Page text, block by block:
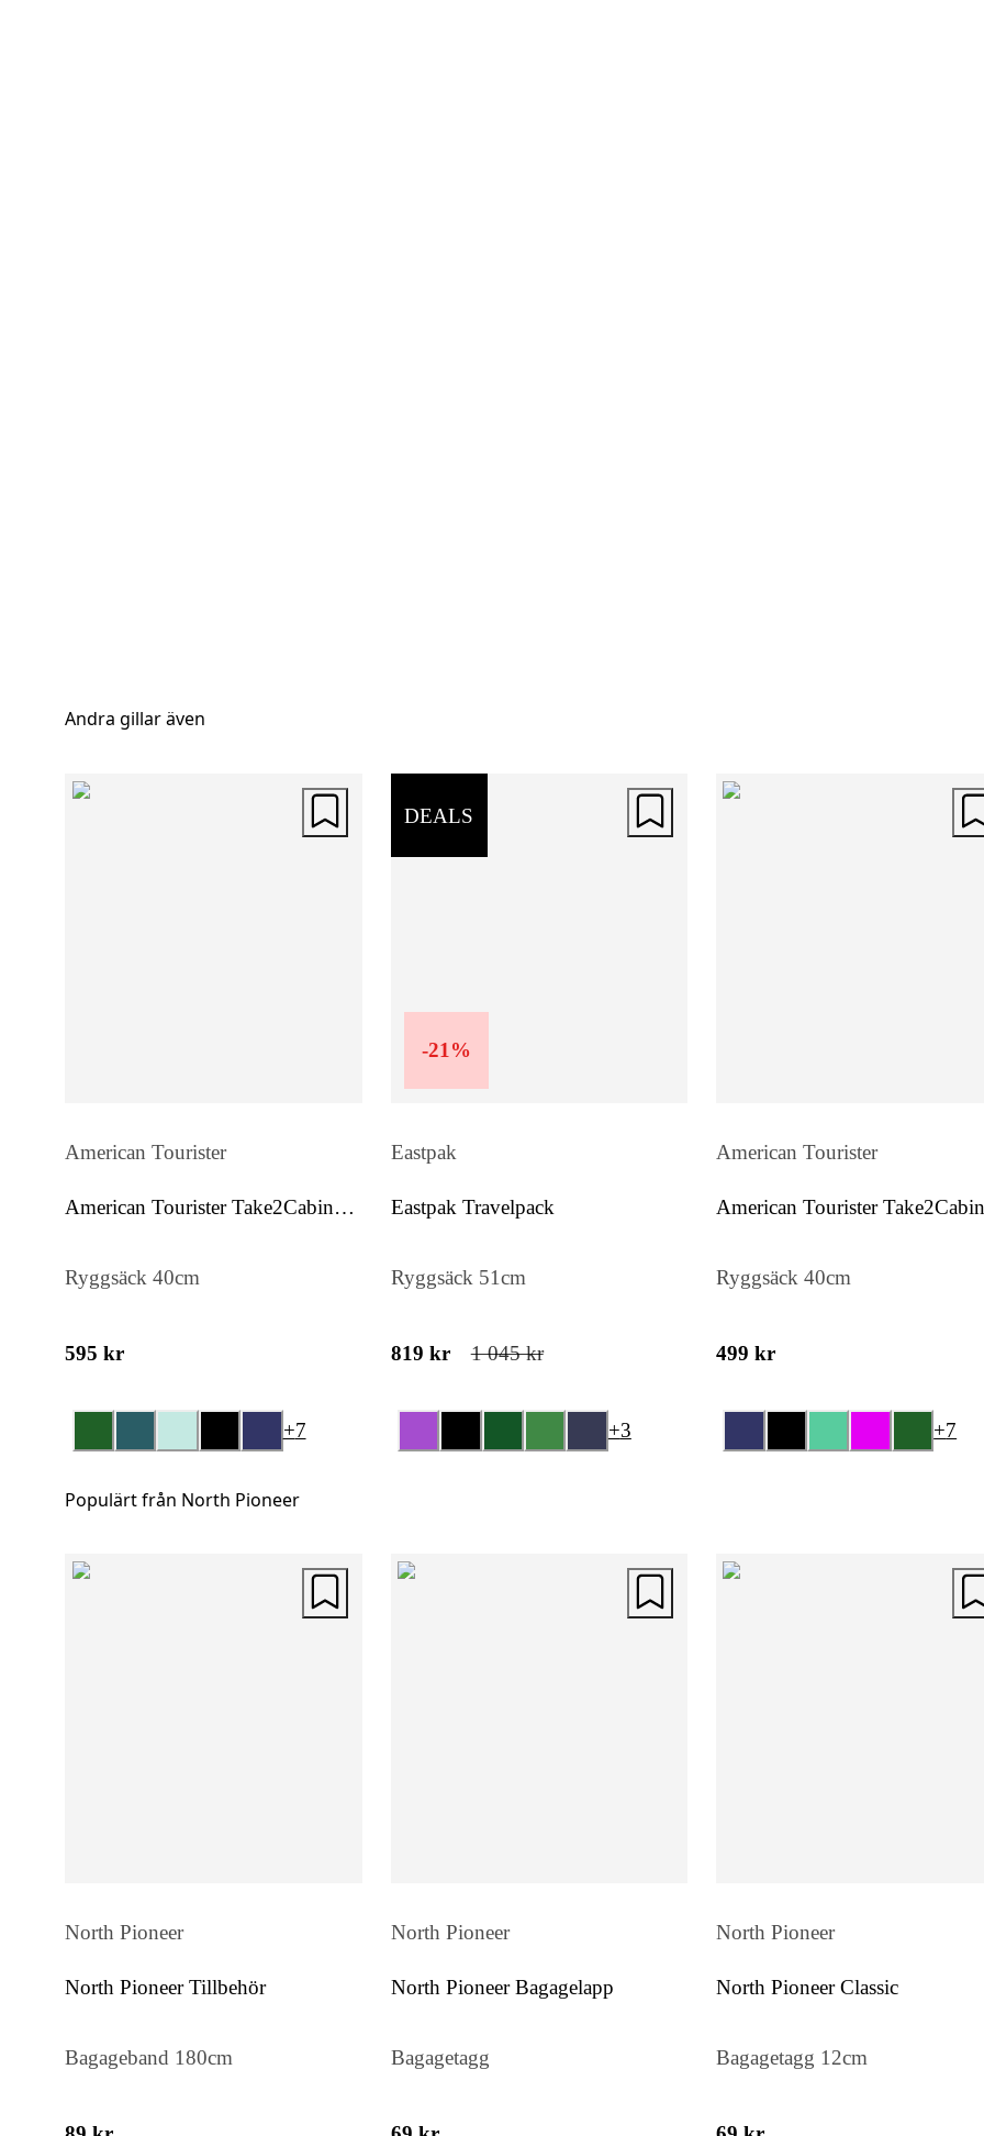
Andra gillar även
American Tourister
American Tourister Take2Cabin
Ryggsäck 40cm
595 kr
+7
DEALS
-21%
Eastpak
Eastpak Travelpack
Ryggsäck 51cm
819 kr 1 045 kr
+3
American Tourister
American Tourister Take2Cabin
Ryggsäck 40cm
499 kr
+7
Populärt från North Pioneer
North Pioneer
North Pioneer Tillbehör
Bagageband 180cm
North Pioneer
North Pioneer Bagagelapp
Bagagetagg
North Pioneer
North Pioneer Classic
Bagagetagg 12cm